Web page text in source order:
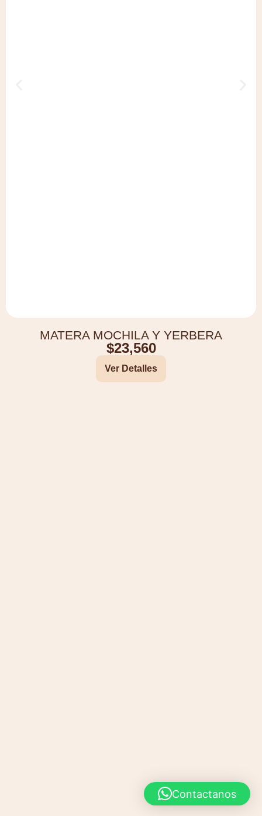
MATERA MOCHILA Y YERBERA
$23,560
Ver Detalles
Contactanos